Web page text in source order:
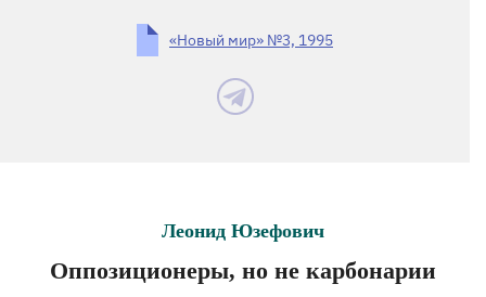
«Новый мир» №3, 1995
Леонид Юзефович
Оппозиционеры, но не карбонарии